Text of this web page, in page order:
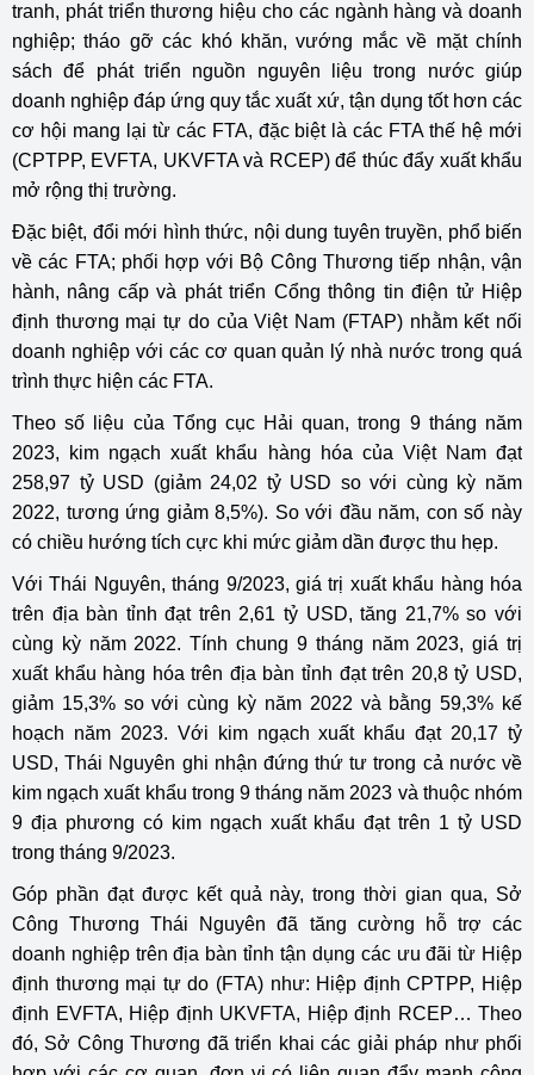
tranh, phát triển thương hiệu cho các ngành hàng và doanh
nghiệp; tháo gỡ các khó khăn, vướng mắc về mặt chính
sách để phát triển nguồn nguyên liệu trong nước giúp
doanh nghiệp đáp ứng quy tắc xuất xứ, tận dụng tốt hơn các
cơ hội mang lại từ các FTA, đặc biệt là các FTA thế hệ mới
(CPTPP, EVFTA, UKVFTA và RCEP) để thúc đẩy xuất khẩu
mở rộng thị trường.
Đặc biệt, đổi mới hình thức, nội dung tuyên truyền, phổ biến
về các FTA; phối hợp với Bộ Công Thương tiếp nhận, vận
hành, nâng cấp và phát triển Cổng thông tin điện tử Hiệp
định thương mại tự do của Việt Nam (FTAP) nhằm kết nối
doanh nghiệp với các cơ quan quản lý nhà nước trong quá
trình thực hiện các FTA.
Theo số liệu của Tổng cục Hải quan, trong 9 tháng năm
2023, kim ngạch xuất khẩu hàng hóa của Việt Nam đạt
258,97 tỷ USD (giảm 24,02 tỷ USD so với cùng kỳ năm
2022, tương ứng giảm 8,5%). So với đầu năm, con số này
có chiều hướng tích cực khi mức giảm dần được thu hẹp.
Với Thái Nguyên, tháng 9/2023, giá trị xuất khẩu hàng hóa
trên địa bàn tỉnh đạt trên 2,61 tỷ USD, tăng 21,7% so với
cùng kỳ năm 2022. Tính chung 9 tháng năm 2023, giá trị
xuất khẩu hàng hóa trên địa bàn tỉnh đạt trên 20,8 tỷ USD,
giảm 15,3% so với cùng kỳ năm 2022 và bằng 59,3% kế
hoạch năm 2023. Với kim ngạch xuất khẩu đạt 20,17 tỷ
USD, Thái Nguyên ghi nhận đứng thứ tư trong cả nước về
kim ngạch xuất khẩu trong 9 tháng năm 2023 và thuộc nhóm
9 địa phương có kim ngạch xuất khẩu đạt trên 1 tỷ USD
trong tháng 9/2023.
Góp phần đạt được kết quả này, trong thời gian qua, Sở
Công Thương Thái Nguyên đã tăng cường hỗ trợ các
doanh nghiệp trên địa bàn tỉnh tận dụng các ưu đãi từ Hiệp
định thương mại tự do (FTA) như: Hiệp định CPTPP, Hiệp
định EVFTA, Hiệp định UKVFTA, Hiệp định RCEP… Theo
đó, Sở Công Thương đã triển khai các giải pháp như phối